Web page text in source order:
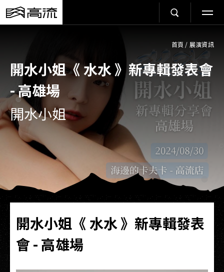
首頁 / 展演資訊
開水小姐《 水水 》新專輯發表會
- 高雄場
開水小姐
開水小姐《 水水 》新專輯發表
會 - 高雄場